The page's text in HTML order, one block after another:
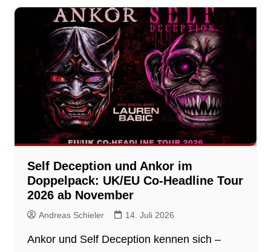
Self Deception und Ankor im
Doppelpack: UK/EU Co-Headline Tour
2026 ab November
Andreas Schieler 14. Juli 2026
Ankor und Self Deception kennen sich –